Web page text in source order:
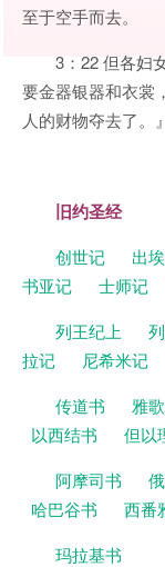
至于空手而去。
3：22 但各妇
要金器银器和衣裳
人的财物夺去了。』
旧约圣经
创世记 出
书亚记
士师记
列王纪上
拉记
尼希米记
传道书
雅歌
以西结书
但以
阿摩司书
哈巴谷书
西番
玛拉基书